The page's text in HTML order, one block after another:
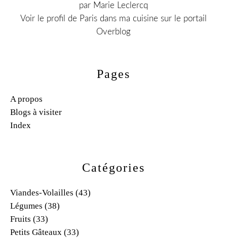
Catégories
Viandes-Volailles (43)
Légumes (38)
Fruits (33)
Petits Gâteaux (33)
Pages
A propos
Blogs à visiter
Index
par Marie Leclercq
Voir le profil de Paris dans ma cuisine sur le portail
Overblog